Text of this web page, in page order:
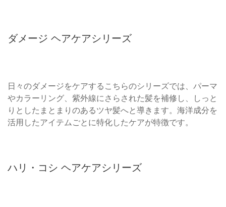
ダメージ ヘアケアシリーズ
日々のダメージをケアするこちらのシリーズでは、パーマ
やカラーリング、紫外線にさらされた髪を補修し、しっと
りとしたまとまりのあるツヤ髪へと導きます。海洋成分を
活用したアイテムごとに特化したケアが特徴です。
ハリ・コシ ヘアケアシリーズ